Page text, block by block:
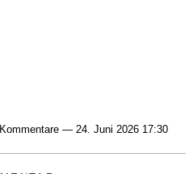
Kommentare — 24. Juni 2026 17:30